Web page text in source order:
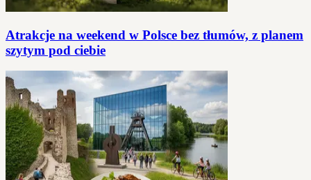
Atrakcje na weekend w Polsce bez tłumów, z planem
szytym pod ciebie